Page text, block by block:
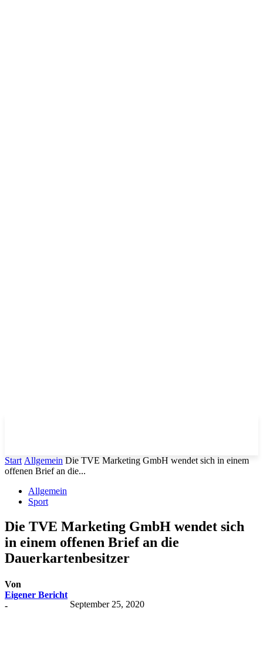
Start Allgemein Die TVE Marketing GmbH wendet sich in einem
offenen Brief an die...
Allgemein
Sport
Die TVE Marketing GmbH wendet sich
in einem offenen Brief an die
Dauerkartenbesitzer
Von
Eigener Bericht
-
September 25, 2020